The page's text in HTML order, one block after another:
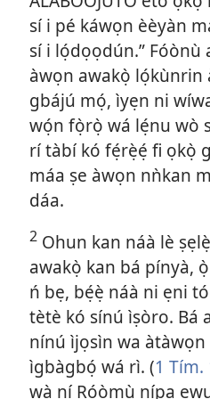
sí i pé káwọn èèyàn
sí i lọ́dọọdún.”
àwọn awakọ̀
gbájú mọ́, ìyẹn ni
wọ́n fọ̀rọ̀ wá lẹ́nu wò
rí tàbí kó fẹ́rẹ̀ẹ́ fi ọkọ̀
máa ṣe àwọn nǹkan
dáa.
2 Ohun kan náà lè
awakọ̀ kan bá pínyà,
ń bẹ, bẹ́ẹ̀ náà ni ẹni
tètè kó sínú ìṣòro. Bá
nínú ìjọsìn wa
ìgbàgbọ́ wá rì. (1 Tím.
wà ní Róòmù nípa